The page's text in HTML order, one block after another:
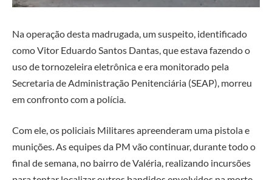
Na operação desta madrugada, um suspeito, identificado
como Vitor Eduardo Santos Dantas, que estava fazendo o
uso de tornozeleira eletrônica e era monitorado pela
Secretaria de Administração Penitenciária (SEAP), morreu
em confronto com a polícia.
Com ele, os policiais Militares apreenderam uma pistola e
munições. As equipes da PM vão continuar, durante todo o
final de semana, no bairro de Valéria, realizando incursões